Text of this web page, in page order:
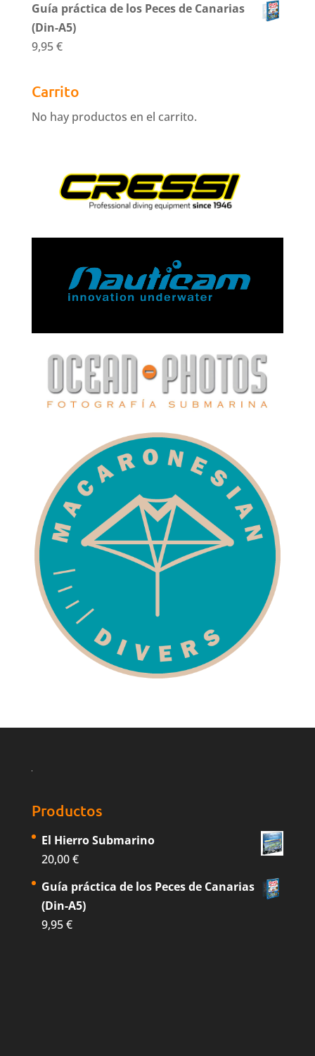
Guía práctica de los Peces de Canarias
(Din-A5)
9,95€
Carrito
No hay productos en el carrito.
Productos
El Hierro Submarino
20,00€
Guía práctica de los Peces de Canarias
(Din-A5)
9,95€